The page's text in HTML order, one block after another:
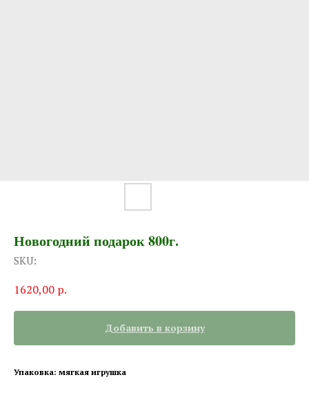
Новогодний подарок 800г.
SKU:
1620,00 р.
Добавить в корзину
Упаковка: мягкая игрушка